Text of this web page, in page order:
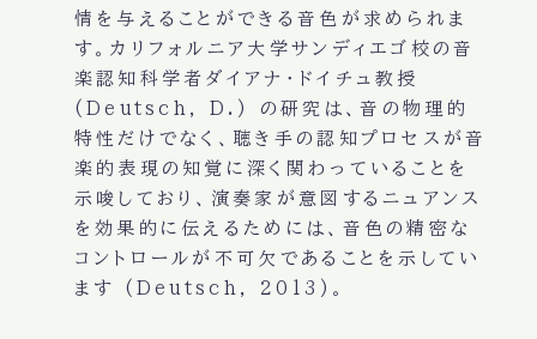
情を与えることができる音色が求められま
す。カリフォルニア大学サンディエゴ校の音
楽認知科学者ダイアナ・ドイチュ教授
(Deutsch, D.) の研究は、音の物理的
特性だけでなく、聴き手の認知プロセスが音
楽的表現の知覚に深く関わっていることを
示唆しており、演奏家が意図するニュアンス
を効果的に伝えるためには、音色の精密な
コントロールが不可欠であることを示してい
ます (Deutsch, 2013)。